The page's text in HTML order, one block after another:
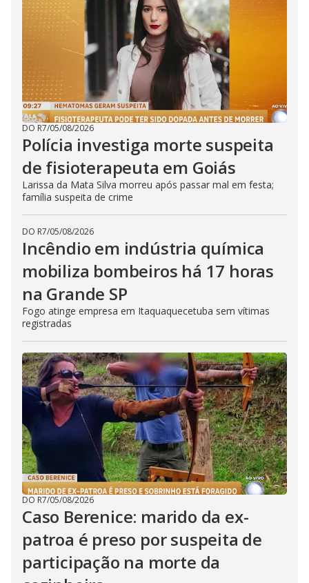
DO R7/05/08/2026
Polícia investiga morte suspeita
de fisioterapeuta em Goiás
Larissa da Mata Silva morreu após passar mal em festa;
família suspeita de crime
DO R7/05/08/2026
Incêndio em indústria química
mobiliza bombeiros há 17 horas
na Grande SP
Fogo atinge empresa em Itaquaquecetuba sem vítimas
registradas
DO R7/05/08/2026
Caso Berenice: marido da ex-
patroa é preso por suspeita de
participação na morte da